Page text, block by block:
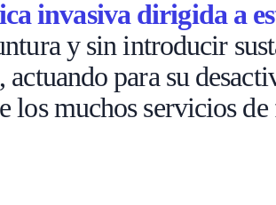
invasiva dirigida a
y sin introducir
para su
los muchos servicios